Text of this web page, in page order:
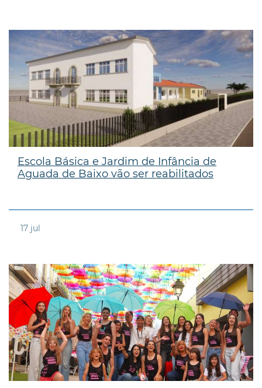
Escola Básica e Jardim de Infância de
Aguada de Baixo vão ser reabilitados
17 jul